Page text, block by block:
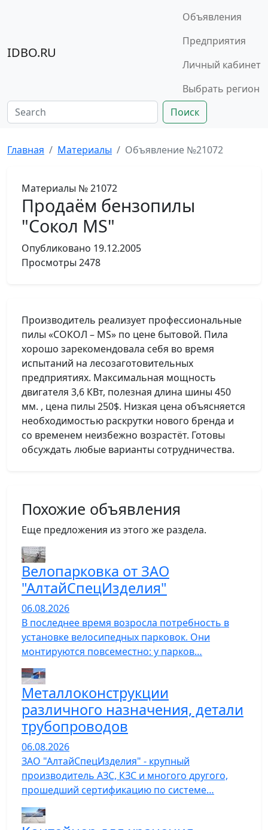
IDBO.RU
Объявления
Предприятия
Личный кабинет
Выбрать регион
Поиск
Главная Материалы Объявление №21072
Материалы № 21072
Продаём бензопилы
"Сокол MS"
Опубликовано 19.12.2005
Просмотры 2478
Производитель реализует профессиональные
пилы «СОКОЛ – MS» по цене бытовой. Пила
хорошо зарекомендовала себя во время
испытаний на лесозаготовительных
предприятиях. Максимальная мощность
двигателя 3,6 КВт, полезная длина шины 450
мм. , цена пилы 250$. Низкая цена объясняется
необходимостью раскрутки нового бренда и
со временем неизбежно возрастёт. Готовы
обсуждать любые варианты сотрудничества.
Похожие объявления
Еще предложения из этого же раздела.
Велопарковка от ЗАО
"АлтайСпецИзделия"
06.08.2026
В последнее время возросла потребность в
установке велосипедных парковок. Они
монтируются повсеместно: у парков…
Металлоконструкции
различного назначения, детали
трубопроводов
06.08.2026
ЗАО "АлтайСпецИзделия" - крупный
производитель АЗС, КЗС и многого другого,
прошедший сертификацию по системе…